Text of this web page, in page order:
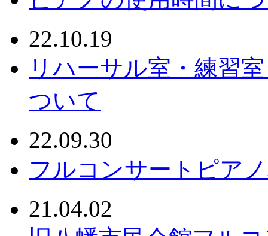
22.10.19
リハーサル室・練習
ついて
22.09.30
フルコンサートピア
21.04.02